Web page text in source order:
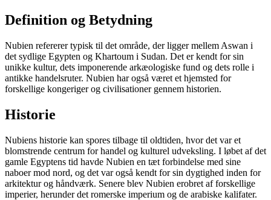
Definition og Betydning
Nubien refererer typisk til det område, der ligger mellem Aswan i
det sydlige Egypten og Khartoum i Sudan. Det er kendt for sin
unikke kultur, dets imponerende arkæologiske fund og dets rolle i
antikke handelsruter. Nubien har også været et hjemsted for
forskellige kongeriger og civilisationer gennem historien.
Historie
Nubiens historie kan spores tilbage til oldtiden, hvor det var et
blomstrende centrum for handel og kulturel udveksling. I løbet af det
gamle Egyptens tid havde Nubien en tæt forbindelse med sine
naboer mod nord, og det var også kendt for sin dygtighed inden for
arkitektur og håndværk. Senere blev Nubien erobret af forskellige
imperier, herunder det romerske imperium og de arabiske kalifater.